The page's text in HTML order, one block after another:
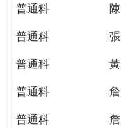
普通科
普通科
普通科
普通科
普通科